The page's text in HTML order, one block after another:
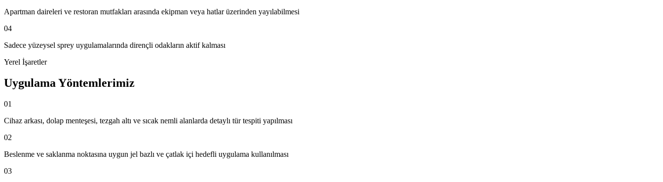
Apartman daireleri ve restoran mutfakları arasında ekipman veya hatlar üzerinden yayılabilmesi
04
Sadece yüzeysel sprey uygulamalarında dirençli odakların aktif kalması
Yerel İşaretler
Uygulama Yöntemlerimiz
01
Cihaz arkası, dolap menteşesi, tezgah altı ve sıcak nemli alanlarda detaylı tür tespiti yapılması
02
Beslenme ve saklanma noktasına uygun jel bazlı ve çatlak içi hedefli uygulama kullanılması
03